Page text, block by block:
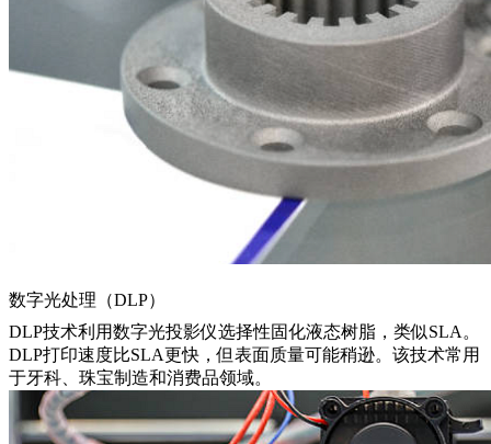
数字光处理（DLP）
DLP技术利用数字光投影仪选择性固化液态树脂，类似SLA。
DLP打印速度比SLA更快，但表面质量可能稍逊。该技术常用
于牙科、珠宝制造和消费品领域。